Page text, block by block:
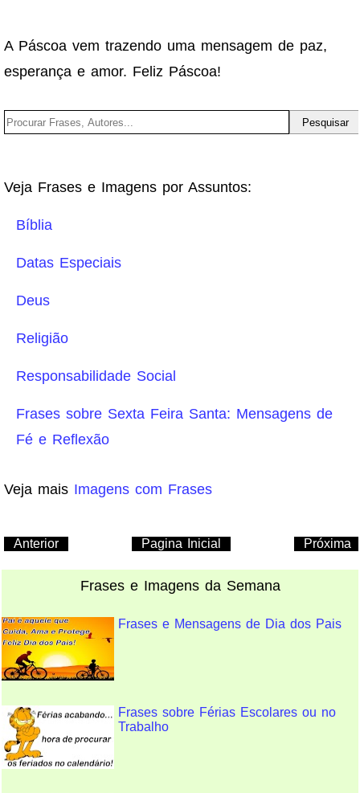
A Páscoa vem trazendo uma mensagem de paz,
esperança e amor. Feliz Páscoa!
Veja Frases e Imagens por Assuntos:
Bíblia
Datas Especiais
Deus
Religião
Responsabilidade Social
Frases sobre Sexta Feira Santa: Mensagens de
Fé e Reflexão
Veja mais Imagens com Frases
Anterior Próxima
Pagina Inicial
Frases e Imagens da Semana
Frases e Mensagens de Dia dos Pais
Frases sobre Férias Escolares ou no
Trabalho